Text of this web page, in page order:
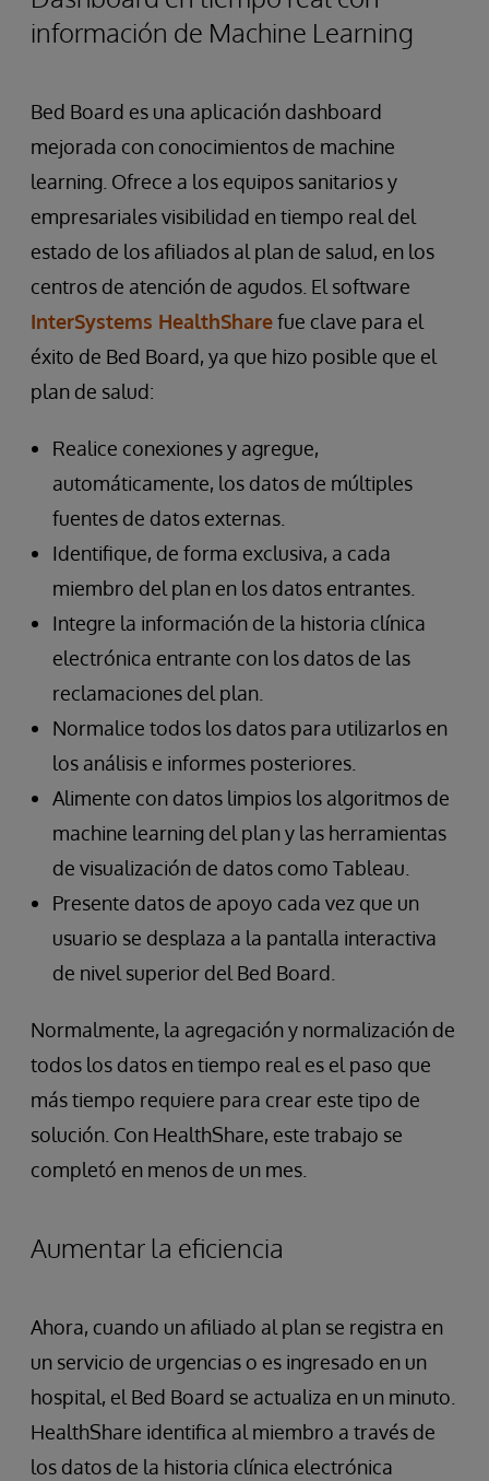
información de Machine Learning
Bed Board es una aplicación dashboard
mejorada con conocimientos de machine
learning. Ofrece a los equipos sanitarios y
empresariales visibilidad en tiempo real del
estado de los afiliados al plan de salud, en los
centros de atención de agudos. El software
InterSystems HealthSharefue clave para el
éxito de Bed Board, ya que hizo posible que el
plan de salud:
Realice conexiones y agregue,
automáticamente, los datos de múltiples
fuentes de datos externas.
Identifique, de forma exclusiva, a cada
miembro del plan en los datos entrantes.
Integre la información de la historia clínica
electrónica entrante con los datos de las
reclamaciones del plan.
Normalice todos los datos para utilizarlos en
los análisis e informes posteriores.
Alimente con datos limpios los algoritmos de
machine learning del plan y las herramientas
de visualización de datos como Tableau.
Presente datos de apoyo cada vez que un
usuario se desplaza a la pantalla interactiva
de nivel superior del Bed Board.
Normalmente, la agregación y normalización de
todos los datos en tiempo real es el paso que
más tiempo requiere para crear este tipo de
solución. Con HealthShare, este trabajo se
completó en menos de un mes.
Aumentar la eficiencia
Ahora, cuando un afiliado al plan se registra en
un servicio de urgencias o es ingresado en un
hospital, el Bed Board se actualiza en un minuto.
HealthShare identifica al miembro a través de
los datos de la historia clínica electrónica